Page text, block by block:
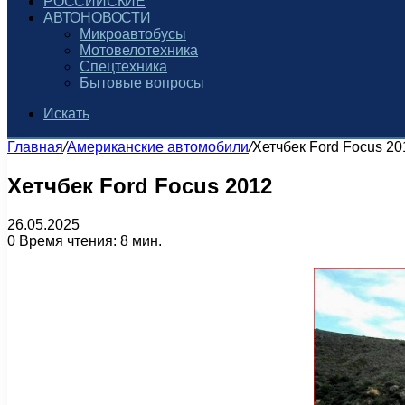
АВТОНОВОСТИ
Микроавтобусы
Мотовелотехника
Спецтехника
Бытовые вопросы
Искать
Главная/Американские автомобили/Хетчбек Ford Focus
Хетчбек Ford Focus 2012
26.05.2025
0 Время чтения: 8 мин.